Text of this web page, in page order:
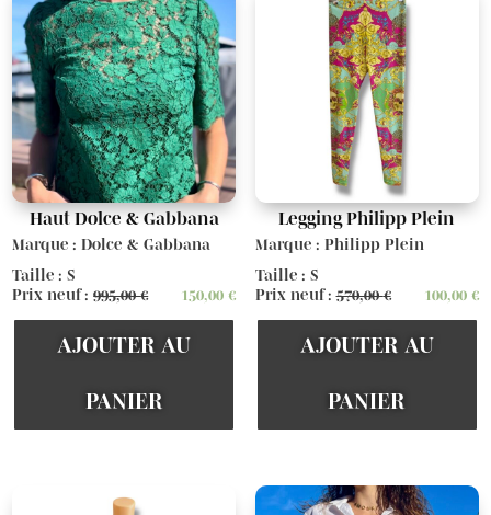
Haut Dolce & Gabbana
Marque : Dolce & Gabbana
Taille : S
Prix neuf :995,00€ 150,00€
AJOUTER AU
PANIER
Legging Philipp Plein
Marque : Philipp Plein
Taille : S
Prix neuf :570,00€ 100,00 €
AJOUTER AU
PANIER